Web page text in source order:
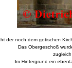
der noch dem gotischen
Das Obergeschoß
Im Hintergrund ein